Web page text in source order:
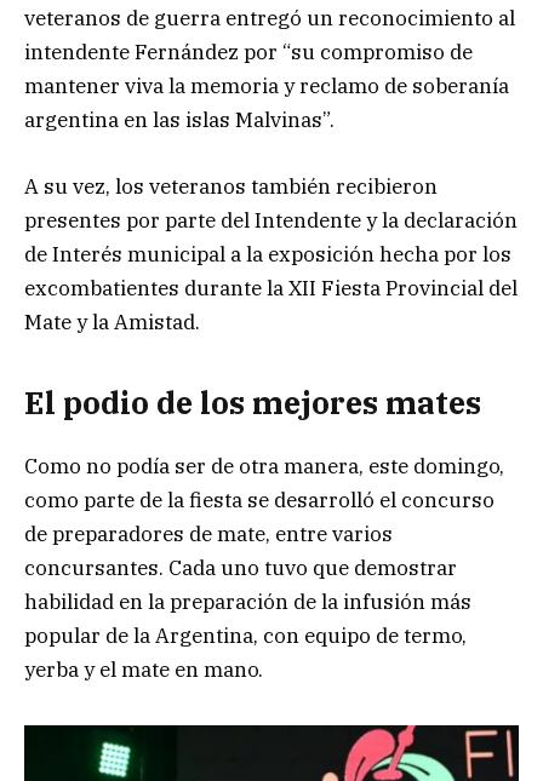
veteranos de guerra entregó un reconocimiento al
intendente Fernández por “su compromiso de
mantener viva la memoria y reclamo de soberanía
argentina en las islas Malvinas”.
A su vez, los veteranos también recibieron
presentes por parte del Intendente y la declaración
de Interés municipal a la exposición hecha por los
excombatientes durante la XII Fiesta Provincial del
Mate y la Amistad.
El podio de los mejores mates
Como no podía ser de otra manera, este domingo,
como parte de la fiesta se desarrolló el concurso
de preparadores de mate, entre varios
concursantes. Cada uno tuvo que demostrar
habilidad en la preparación de la infusión más
popular de la Argentina, con equipo de termo,
yerba y el mate en mano.